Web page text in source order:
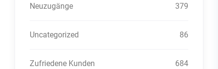
Neuzugänge 379
Uncategorized 86
Zufriedene Kunden 684